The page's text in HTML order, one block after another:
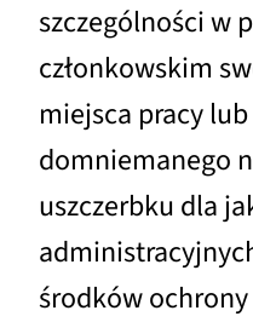
szczególności w
członkowskim
miejsca pracy
domniemanego
uszczerbku dla
środków